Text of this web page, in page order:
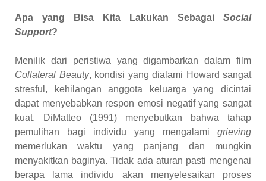
Apa yang Bisa Kita Lakukan Sebagai Social
Support?
Menilik dari peristiwa yang digambarkan dalam film
Collateral Beauty, kondisi yang dialami Howard sangat
stresful, kehilangan anggota keluarga yang dicintai
dapat menyebabkan respon emosi negatif yang sangat
kuat. DiMatteo (1991) menyebutkan bahwa tahap
pemulihan bagi individu yang mengalami grieving
memerlukan waktu yang panjang dan mungkin
menyakitkan baginya. Tidak ada aturan pasti mengenai
berapa lama individu akan menyelesaikan proses